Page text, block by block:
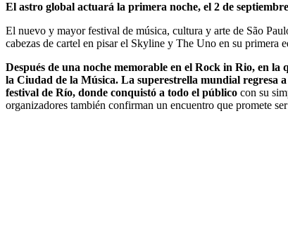
El astro global actuará la primera noche, el 2 de
El nuevo y mayor festival de música, cultura y arte de São
cabezas de cartel en pisar el Skyline y The Uno en su primera
Después de una noche memorable en el Rock in Rio, en
la Ciudad de la Música. La superestrella mundial regresa
festival de Río, donde conquistó a todo el público con su
organizadores también confirman un encuentro que promete